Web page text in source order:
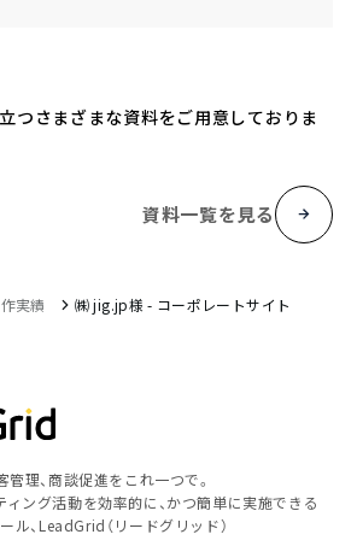
つさまざまな資料をご用意しておりま
資料一覧を見る
実績 ㈱ jig.jp様 - コーポレートサイト
理、商談促進をこれ一つで。
ング活動を効率的に、かつ簡単に実施できる
ル、LeadGrid（リードグリッド）